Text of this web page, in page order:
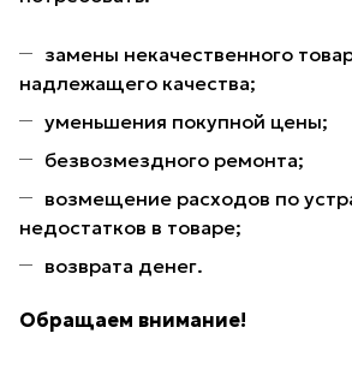
замены некачественного
надлежащего качества;
уменьшения покупной цены;
безвозмездного ремонта;
возмещение расходов по
недостатков в товаре;
возврата денег.
Обращаем внимание!